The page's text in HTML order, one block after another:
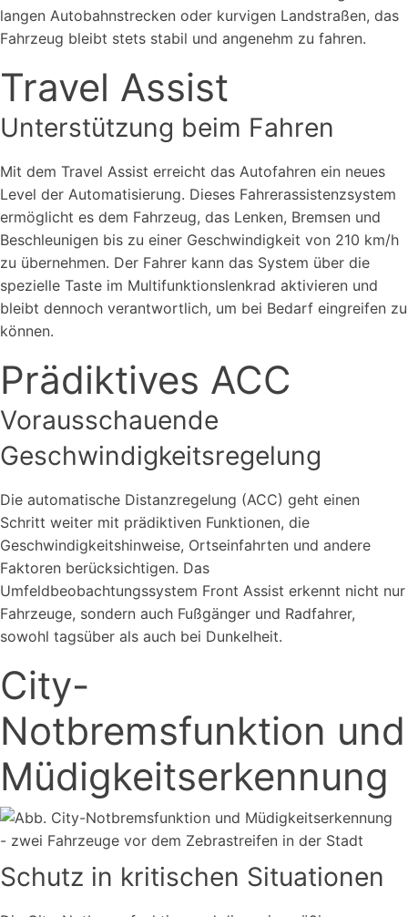
langen Autobahnstrecken oder kurvigen Landstraßen, das
Fahrzeug bleibt stets stabil und angenehm zu fahren.
Travel Assist
Unterstützung beim Fahren
Mit dem Travel Assist erreicht das Autofahren ein neues
Level der Automatisierung. Dieses Fahrerassistenzsystem
ermöglicht es dem Fahrzeug, das Lenken, Bremsen und
Beschleunigen bis zu einer Geschwindigkeit von 210 km/h
zu übernehmen. Der Fahrer kann das System über die
spezielle Taste im Multifunktionslenkrad aktivieren und
bleibt dennoch verantwortlich, um bei Bedarf eingreifen zu
können.
Prädiktives ACC
Vorausschauende
Geschwindigkeitsregelung
Die automatische Distanzregelung (ACC) geht einen
Schritt weiter mit prädiktiven Funktionen, die
Geschwindigkeitshinweise, Ortseinfahrten und andere
Faktoren berücksichtigen. Das
Umfeldbeobachtungssystem Front Assist erkennt nicht nur
Fahrzeuge, sondern auch Fußgänger und Radfahrer,
sowohl tagsüber als auch bei Dunkelheit.
City-
Notbremsfunktion und
Müdigkeitserkennung
Schutz in kritischen Situationen